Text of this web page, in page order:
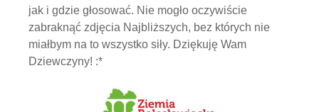
jak i gdzie głosować. Nie mogło oczywiście
zabraknąć zdjęcia Najbliższych, bez których nie
miałbym na to wszystko siły. Dziękuję Wam
Dziewczyny! :*